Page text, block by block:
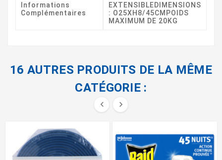
Informations
Complémentaires
EXTENSIBLEDIMENSIONS
: O25XH8/45CMPOIDS
MAXIMUM DE 20KG
16 AUTRES PRODUITS DE LA MÊME
CATÉGORIE :
 